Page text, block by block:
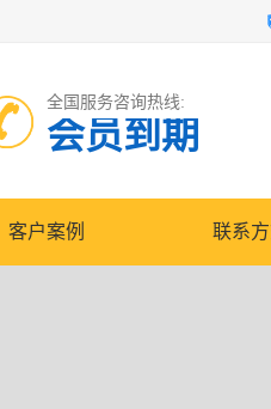
全国服务咨询热线:
会员到期
客户案例 联系